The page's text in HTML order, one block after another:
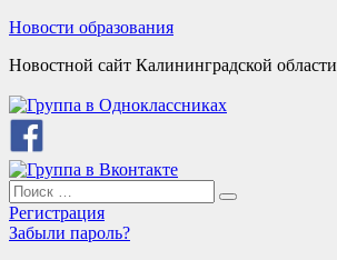
Skip
content
Новости образования
Новостной сайт Калининградской области
Search
for:
Search
Регистрация
Забыли пароль?